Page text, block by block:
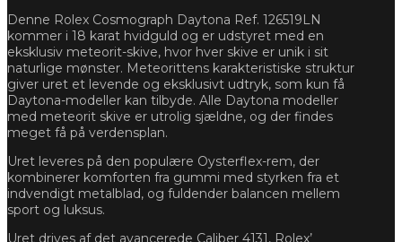
Denne Rolex Cosmograph Daytona Ref. 126519LN
kommer i 18 karat hvidguld og er udstyret med en
eksklusiv meteorit-skive, hvor hver skive er unik i sit
naturlige mønster. Meteorittens karakteristiske struktur
giver uret et levende og eksklusivt udtryk, som kun få
Daytona-modeller kan tilbyde. Alle Daytona modeller
med meteorit skive er utrolig sjældne, og der findes
meget få på verdensplan.
Uret leveres på den populære Oysterflex-rem, der
kombinerer komforten fra gummi med styrken fra et
indvendigt metalblad, og fuldender balancen mellem
sport og luksus.
Uret drives af det avancerede Caliber 4131, Rolex’